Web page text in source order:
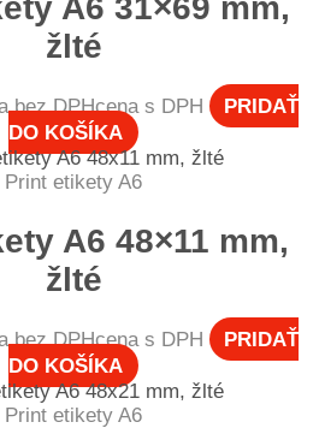
A6 31×69 mm,
žlté
bez DPHcena s DPH
PRIDAŤ
DO KOŠÍKA
Print etikety A6
A6 48×11 mm,
žlté
bez DPHcena s DPH
PRIDAŤ
DO KOŠÍKA
Print etikety A6